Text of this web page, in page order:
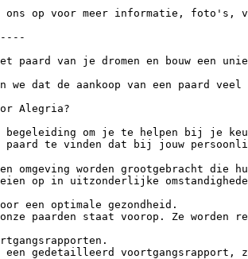
ons op voor meer informatie, foto's,
paard van je dromen en bouw een
we dat de aankoop van een paard
Alegria?
begeleiding om je te helpen bij je
paard te vinden dat bij jouw
omgeving worden grootgebracht die
op in uitzonderlijke
een optimale gezondheid.
paarden staat voorop. Ze worden
gedetailleerd